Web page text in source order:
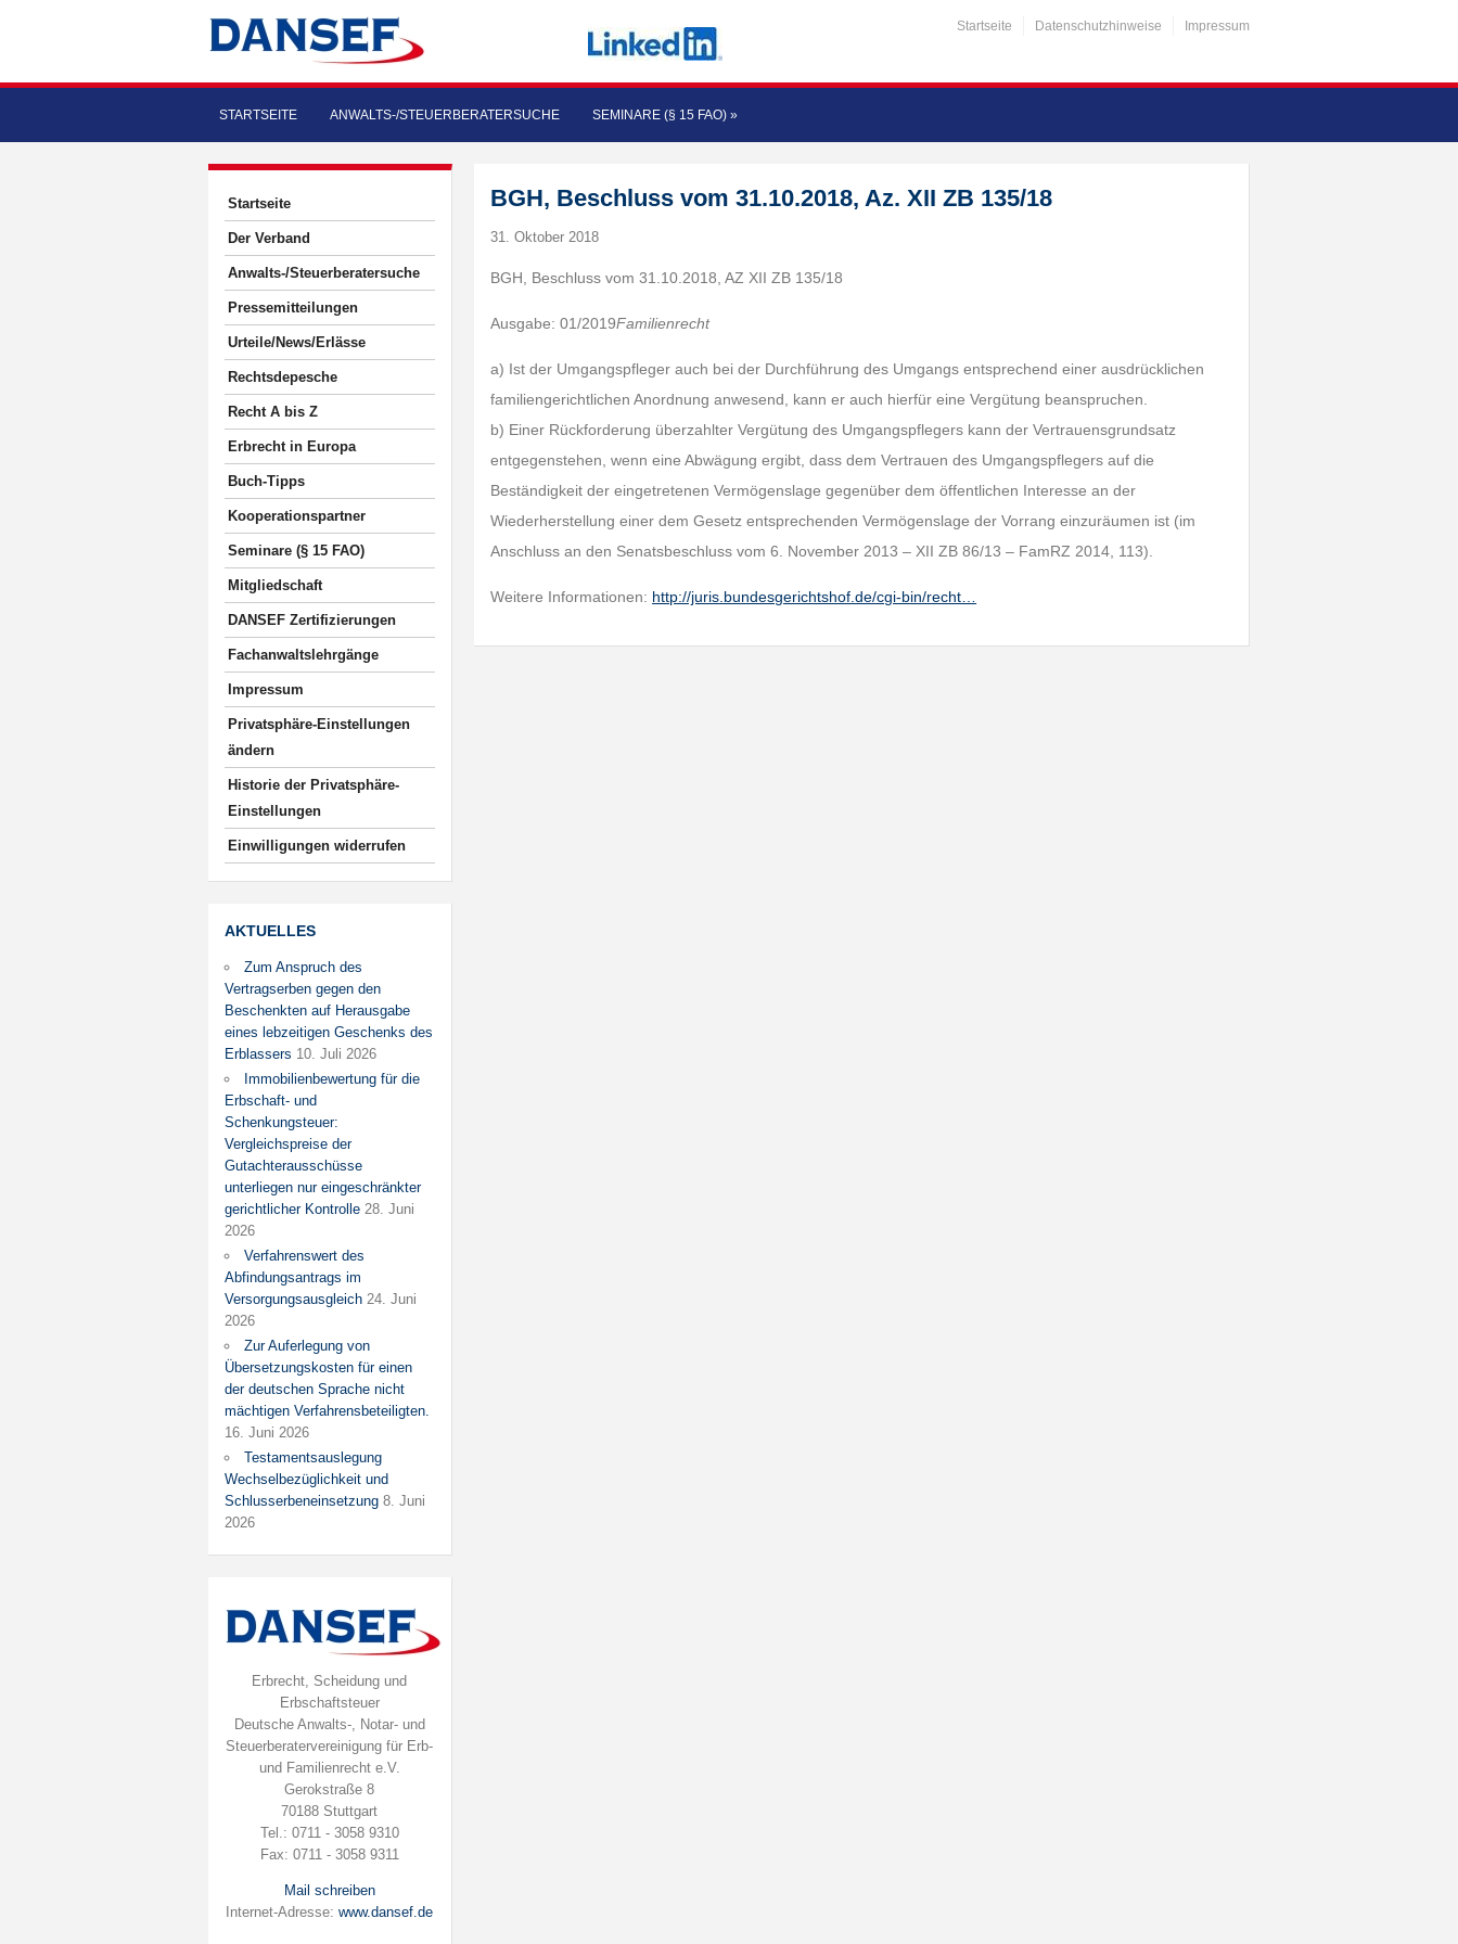
Startseite Datenschutzhinweise Impressum
STARTSEITE ANWALTS-/STEUERBERATERSUCHE SEMINARE (§ 15 FAO) »
Startseite
Der Verband
Anwalts-/Steuerberatersuche
Pressemitteilungen
Urteile/News/Erlässe
Rechtsdepesche
Recht A bis Z
Erbrecht in Europa
Buch-Tipps
Kooperationspartner
Seminare (§ 15 FAO)
Mitgliedschaft
DANSEF Zertifizierungen
Fachanwaltslehrgänge
Impressum
Privatsphäre-Einstellungen
ändern
Historie der Privatsphäre-
Einstellungen
Einwilligungen widerrufen
AKTUELLES
Zum Anspruch des
Vertragserben gegen den
Beschenkten auf Herausgabe
eines lebzeitigen Geschenks des
Erblassers 10. Juli 2026
Immobilienbewertung für die
Erbschaft- und
Schenkungsteuer:
Vergleichspreise der
Gutachterausschüsse
unterliegen nur eingeschränkter
gerichtlicher Kontrolle 28. Juni
2026
Verfahrenswert des
Abfindungsantrags im
Versorgungsausgleich 24. Juni
2026
Zur Auferlegung von
Übersetzungskosten für einen
der deutschen Sprache nicht
mächtigen Verfahrensbeteiligten.
16. Juni 2026
Testamentsauslegung
Wechselbezüglichkeit und
Schlusserbeneinsetzung 8. Juni
2026
Erbrecht, Scheidung und
Erbschaftsteuer
Deutsche Anwalts-, Notar- und
Steuerberatervereinigung für Erb-
und Familienrecht e.V.
Gerokstraße 8
70188 Stuttgart
Tel.: 0711 - 3058 9310
Fax: 0711 - 3058 9311
Mail schreiben
Internet-Adresse:www.dansef.de
BGH, Beschluss vom 31.10.2018, Az. XII ZB 135/18
31. Oktober 2018
BGH, Beschluss vom 31.10.2018, AZ XII ZB 135/18
Ausgabe: 01/2019Familienrecht
a) Ist der Umgangspfleger auch bei der Durchführung des Umgangs entsprechend einer ausdrücklichen
familiengerichtlichen Anordnung anwesend, kann er auch hierfür eine Vergütung beanspruchen.
b) Einer Rückforderung überzahlter Vergütung des Umgangspflegers kann der Vertrauensgrundsatz
entgegenstehen, wenn eine Abwägung ergibt, dass dem Vertrauen des Umgangspflegers auf die
Beständigkeit der eingetretenen Vermögenslage gegenüber dem öffentlichen Interesse an der
Wiederherstellung einer dem Gesetz entsprechenden Vermögenslage der Vorrang einzuräumen ist (im
Anschluss an den Senatsbeschluss vom 6. November 2013 – XII ZB 86/13 – FamRZ 2014, 113).
Weitere Informationen: http://juris.bundesgerichtshof.de/cgi-bin/recht…